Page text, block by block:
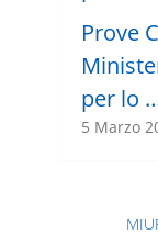
Prove
per lo
5 Marzo